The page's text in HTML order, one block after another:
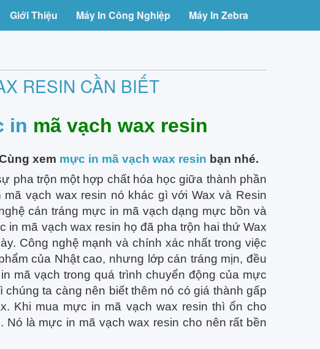
Giới Thiệu Máy In Công Nghiệp Máy In Zebra
RESIN CẦN BIẾT
in mã vạch wax resin
xem mực in mã vạch wax resin bạn nhé.
pha trộn một hợp chất hóa học giữa thành phần
vạch wax resin nó khác gì với Wax và Resin
cán tráng mực in mã vạch dạng mực bồn và
mã vạch wax resin họ đã pha trộn hai thứ Wax
Công nghệ mạnh và chính xác nhất trong việc
của Nhật cao, nhưng lớp cán tráng mịn, đều
mã vạch trong quá trình chuyển động của mực
ta càng nên biết thêm nó có giá thành gấp
Khi mua mực in mã vạch wax resin thì ổn cho
Nó là mực in mã vạch wax resin cho nên rất bền